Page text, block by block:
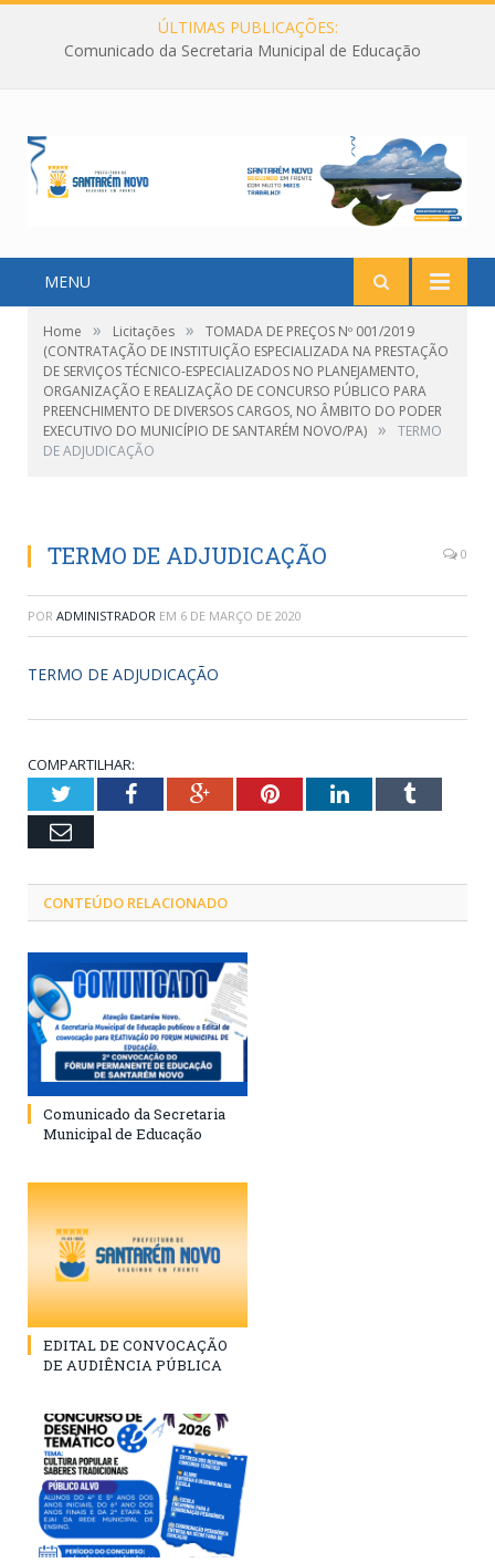
ÚLTIMAS PUBLICAÇÕES:
Comunicado da Secretaria Municipal de Educação
MENU
Home » Licitações »
TOMADA DE PREÇOS Nº 001/2019
(CONTRATAÇÃO DE INSTITUIÇÃO ESPECIALIZADA NA PRESTAÇÃO
DE SERVIÇOS TÉCNICO-ESPECIALIZADOS NO PLANEJAMENTO,
ORGANIZAÇÃO E REALIZAÇÃO DE CONCURSO PÚBLICO PARA
PREENCHIMENTO DE DIVERSOS CARGOS, NO ÂMBITO DO PODER
EXECUTIVO DO MUNICÍPIO DE SANTARÉM NOVO/PA) »
TERMO
DE ADJUDICAÇÃO
TERMO DE ADJUDICAÇÃO 0
POR ADMINISTRADOR EM 6 DE MARÇO DE 2020
TERMO DE ADJUDICAÇÃO
COMPARTILHAR:
TwitterFacebookGoogle+PinterestLinkedInTumblr
Email
CONTEÚDO RELACIONADO
Comunicado da Secretaria
Municipal de Educação
EDITAL DE CONVOCAÇÃO
DE AUDIÊNCIA PÚBLICA